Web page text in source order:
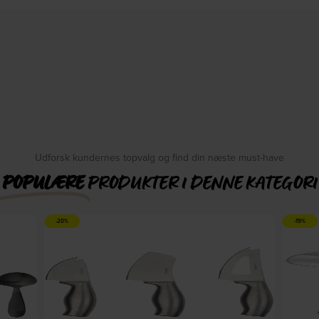
Udforsk kundernes topvalg og find din næste must-have
POPULÆREPRODUKTER I DENNE KATEGORI
-20% -19%